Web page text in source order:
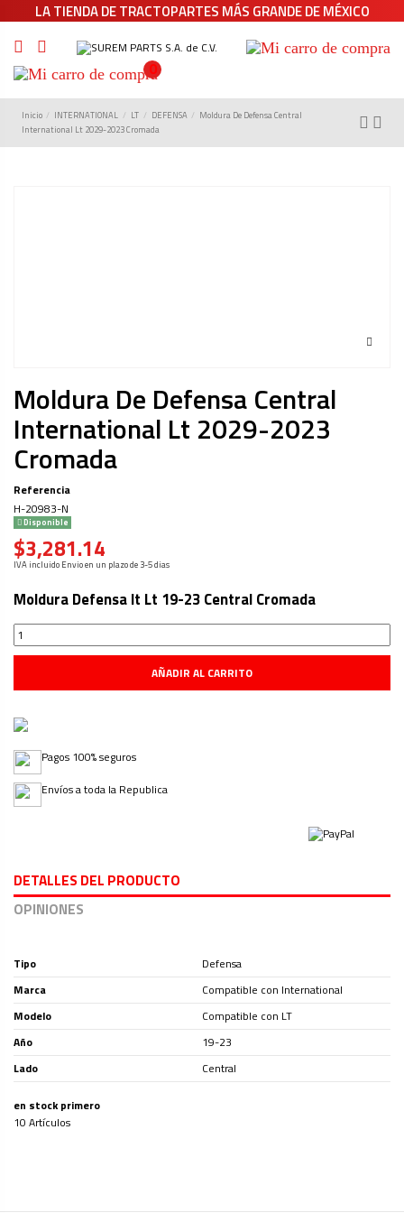
LA TIENDA DE TRACTOPARTES MÁS GRANDE DE MÉXICO
0
Inicio INTERNATIONAL LT DEFENSA
Moldura De Defensa Central
International Lt 2029-2023 Cromada
Moldura De Defensa Central
International Lt 2029-2023
Cromada
Referencia
H-20983-N
Disponible
$3,281.14
IVA incluido Envio en un plazo de 3-5 dias
Moldura Defensa It Lt 19-23 Central Cromada
AÑADIR AL CARRITO
Pagos 100% seguros
Envíos a toda la Republica
DETALLES DEL PRODUCTO
OPINIONES
Tipo
Defensa
Marca
Compatible con International
Modelo
Compatible con LT
Año
19-23
Lado
Central
en stock primero
10 Artículos